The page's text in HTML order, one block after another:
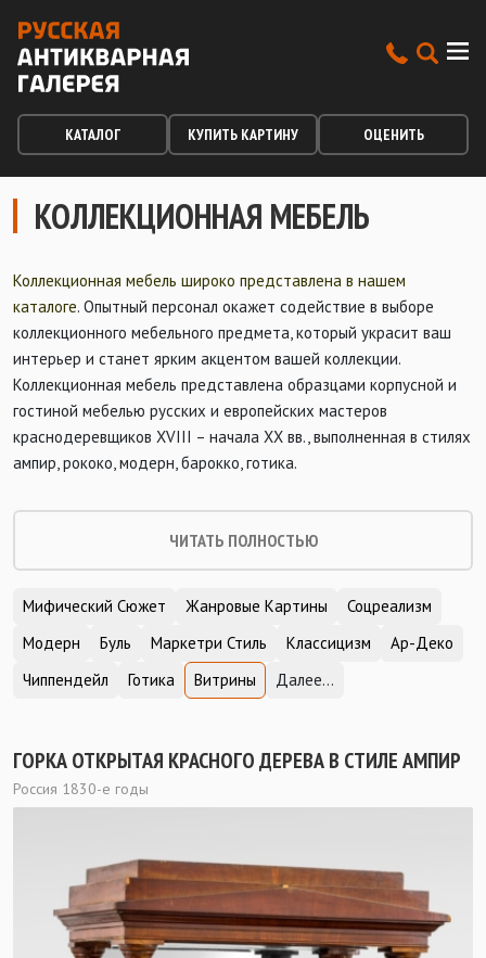
КАТАЛОГ КУПИТЬ КАРТИНУ ОЦЕНИТЬ
КОЛЛЕКЦИОННАЯ МЕБЕЛЬ
Коллекционная мебель широко представлена в нашем
каталоге. Опытный персонал окажет содействие в выборе
коллекционного мебельного предмета, который украсит ваш
интерьер и станет ярким акцентом вашей коллекции.
Коллекционная мебель представлена образцами корпусной и
гостиной мебелью русских и европейских мастеров
краснодеревщиков XVIII – начала XX вв., выполненная в стилях
ампир, рококо, модерн, барокко, готика.
ЧИТАТЬ ПОЛНОСТЬЮ
Мифический Сюжет Жанровые Картины
Соцреализм
Модерн
Буль Маркетри Стиль Классицизм
Ар-Деко
Чиппендейл
Готика Витрины Далее...
ГОРКА ОТКРЫТАЯ КРАСНОГО ДЕРЕВА В СТИЛЕ АМПИР
Россия 1830-е годы